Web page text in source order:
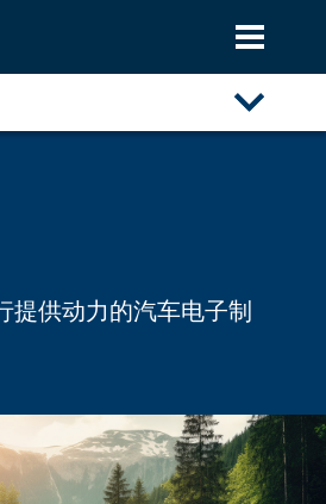
提供动力的汽车电子制